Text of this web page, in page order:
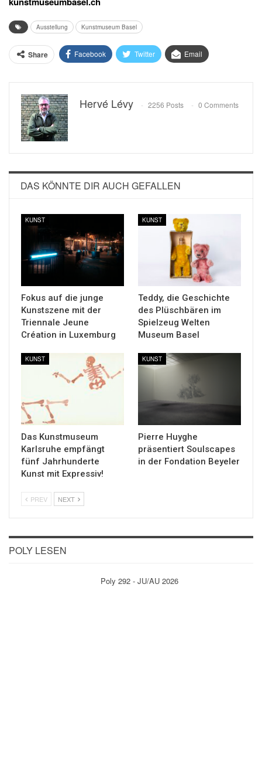
Ausstellung Kunstmuseum Basel
Share Facebook Twitter Email
Hervé Lévy 2256 Posts 0 Comments
DAS KÖNNTE DIR AUCH GEFALLEN
KUNST
Fokus auf die junge
Kunstszene mit der
Triennale Jeune
Création in Luxemburg
KUNST
Teddy, die Geschichte
des Plüschbären im
Spielzeug Welten
Museum Basel
KUNST
Das Kunstmuseum
Karlsruhe empfängt
fünf Jahrhunderte
Kunst mit Expressiv!
KUNST
Pierre Huyghe
präsentiert Soulscapes
in der Fondation Beyeler
PREV NEXT
POLY LESEN
Poly 292 - JU/AU 2026